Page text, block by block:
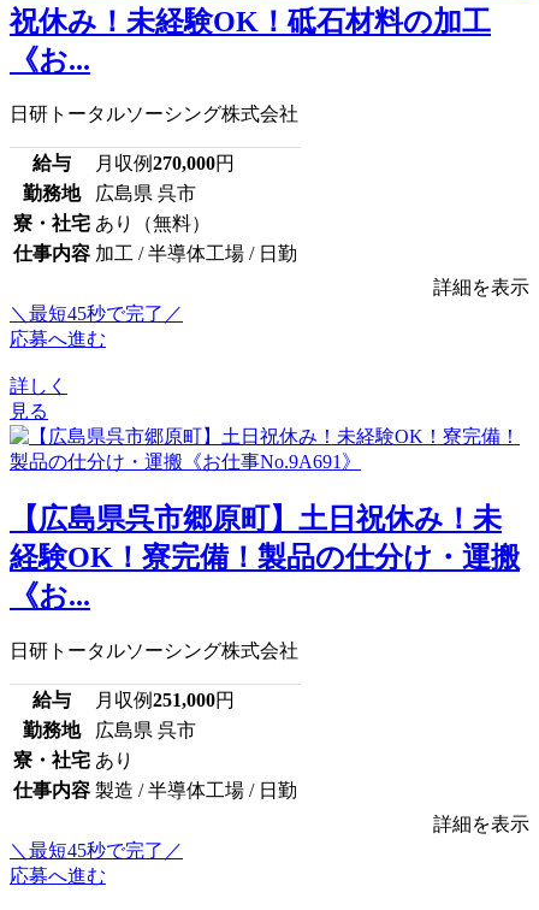
祝休み！未経験OK！砥石材料の加工
《お...
日研トータルソーシング株式会社
給与 月収例270,000円
勤務地
広島県 呉市
寮・社宅 あり（無料）
仕事内容 加工 / 半導体工場 / 日勤
詳細を表示
＼最短45秒で完了／
応募へ進む
詳しく
見る
【広島県呉市郷原町】土日祝休み！未
経験OK！寮完備！製品の仕分け・運搬
《お...
日研トータルソーシング株式会社
給与 月収例251,000円
勤務地
広島県 呉市
寮・社宅 あり
仕事内容 製造 / 半導体工場 / 日勤
詳細を表示
＼最短45秒で完了／
応募へ進む